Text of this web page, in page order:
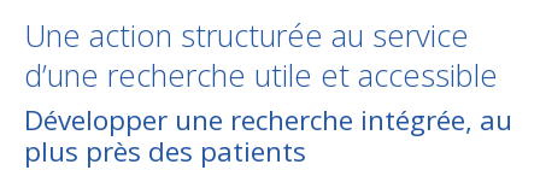
Une action structurée au service
d’une recherche utile et accessible
Développer une recherche intégrée, au
plus près des patients